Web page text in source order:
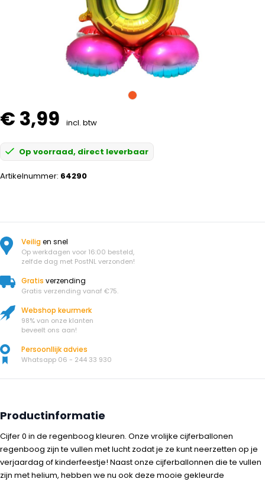
€ 3,99 incl. btw
Op voorraad, direct leverbaar
Artikelnummer: 64290
Veiligen snel
Op werkdagen voor 16:00 besteld,
zelfde dag met PostNL verzonden!
Gratis verzending
Gratis verzending vanaf €75.
Webshop keurmerk
98% van onze klanten
beveelt ons aan!
Persoonllijk advies
Whatsapp 06 - 244 33 930
Productinformatie
Cijfer 0 in de regenboog kleuren. Onze vrolijke cijferballonen
regenboog zijn te vullen met lucht zodat je ze kunt neerzetten op je
verjaardag of kinderfeestje! Naast onze cijferballonnen die te vullen
zijn met helium, hebben we nu ook deze mooie gekleurde